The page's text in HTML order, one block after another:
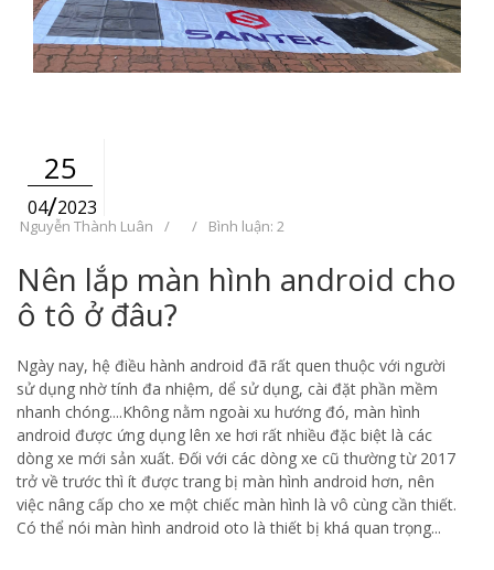
25
04/2023
Nguyễn Thành Luân / / Bình luận: 2
Nên lắp màn hình android cho
ô tô ở đâu?
Ngày nay, hệ điều hành android đã rất quen thuộc với người
sử dụng nhờ tính đa nhiệm, dể sử dụng, cài đặt phần mềm
nhanh chóng....Không nằm ngoài xu hướng đó, màn hình
android được ứng dụng lên xe hơi rất nhiều đặc biệt là các
dòng xe mới sản xuất. Đối với các dòng xe cũ thường từ 2017
trở về trước thì ít được trang bị màn hình android hơn, nên
việc nâng cấp cho xe một chiếc màn hình là vô cùng cần thiết.
Có thể nói màn hình android oto là thiết bị khá quan trọng...